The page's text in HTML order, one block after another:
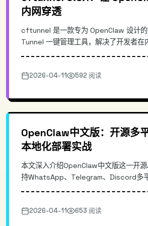
内网穿透
cftunnel 是一款专为 OpenClaw 设计
Tunnel 一键管理工具，解决了开发者在
流程，cftunnel 让用户无需记忆繁琐的
快速建立安全的外网访问通道。版本
获得 237 颗星，是内网穿透领域的轻量
2026-04-11 592 阅读
OpenClaw中文版：开源多
本地化部署实战
本文深入介绍OpenClaw中文版这一开
持WhatsApp、Telegram、Discord多
小时同步上游更新，版本为2026.4.10-
3689。本文将从技术架构、核心特性、
行详细解析，帮助开发者快速搭建属于
2026-04-11 653 阅读